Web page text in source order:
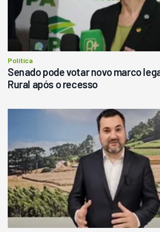
R$ 145.000
Consultar
Política
Senado pode votar novo marco
Rural após o recesso